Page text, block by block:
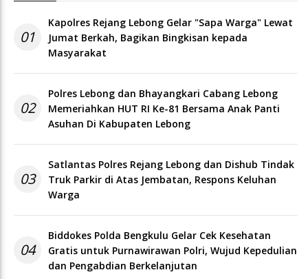
01
Kapolres Rejang Lebong Gelar "Sapa Warga" Lewat
Jumat Berkah, Bagikan Bingkisan kepada
Masyarakat
02
Polres Lebong dan Bhayangkari Cabang Lebong
Memeriahkan HUT RI Ke-81 Bersama Anak Panti
Asuhan Di Kabupaten Lebong
03
Satlantas Polres Rejang Lebong dan Dishub Tindak
Truk Parkir di Atas Jembatan, Respons Keluhan
Warga
04
Biddokes Polda Bengkulu Gelar Cek Kesehatan
Gratis untuk Purnawirawan Polri, Wujud Kepedulian
dan Pengabdian Berkelanjutan